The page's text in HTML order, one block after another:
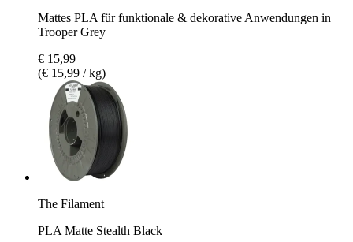
Mattes PLA für funktionale & dekorative Anwendungen in
Trooper Grey
€ 15,99
(€ 15,99 / kg)
The Filament
PLA Matte Stealth Black